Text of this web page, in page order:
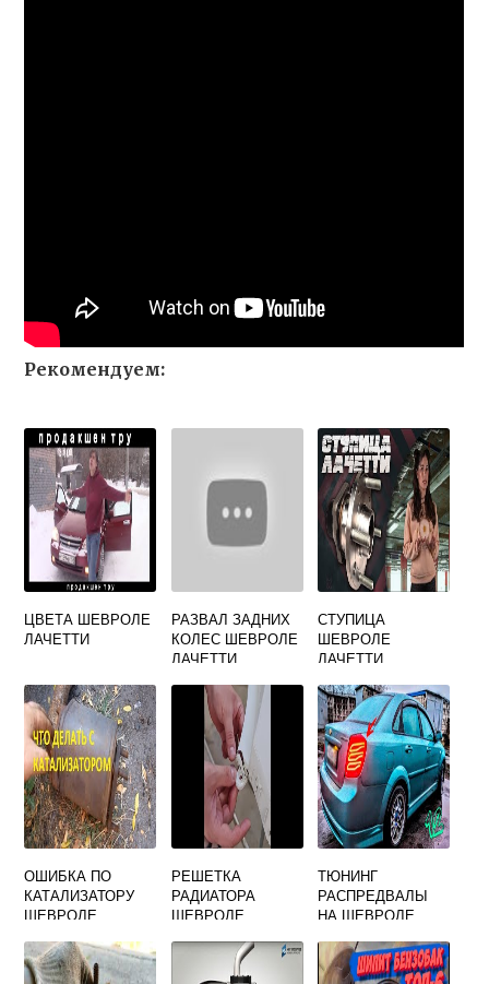
Рекомендуем:
ЦВЕТА ШЕВРОЛЕ
ЛАЧЕТТИ
РАЗВАЛ ЗАДНИХ
КОЛЕС ШЕВРОЛЕ
ЛАЧЕТТИ
СТУПИЦА
ШЕВРОЛЕ
ЛАЧЕТТИ
ОШИБКА ПО
КАТАЛИЗАТОРУ
ШЕВРОЛЕ
РЕШЕТКА
РАДИАТОРА
ШЕВРОЛЕ
ХЭТЧБЕК ТЮНИНГ
ТЮНИНГ
РАСПРЕДВАЛЫ
НА ШЕВРОЛЕ